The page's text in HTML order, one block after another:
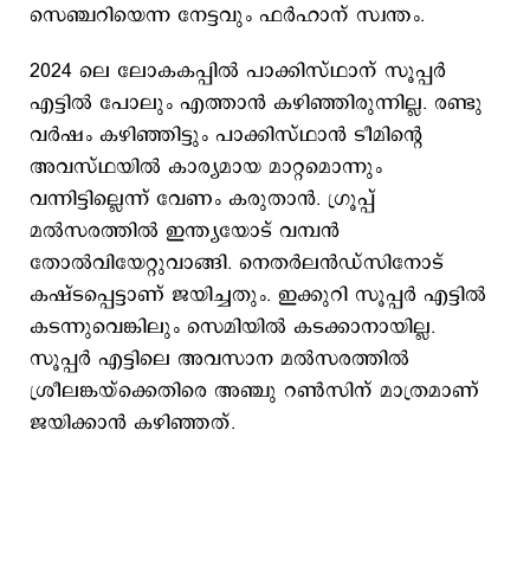
സെഞ്ചറിയെന്ന നേട്ടവും ഫര്‍ഹാന് സ്വന്തം.
2024 ലെ ലോകകപ്പില്‍ പാക്കിസ്ഥാന് സൂപ്പര്‍
എട്ടില്‍ പോലും എത്താന്‍ കഴിഞ്ഞിരുന്നില്ല. രണ്ടു
വര്‍ഷം കഴിഞ്ഞിട്ടും പാക്കിസ്ഥാന്‍ ടീമിന്‍റെ
അവസ്ഥയില്‍ കാര്യമായ മാറ്റമൊന്നും
വന്നിട്ടില്ലെന്ന് വേണം കരുതാന്‍. ഗ്രൂപ്പ്
മല്‍സരത്തില്‍ ഇന്ത്യയോട് വമ്പന്‍
തോല്‍വിയേറ്റുവാങ്ങി. നെതര്‍ലന്‍ഡ്സിനോട്
കഷ്ടപ്പെട്ടാണ് ജയിച്ചതും. ഇക്കുറി സൂപ്പര്‍ എട്ടില്‍
കടന്നുവെങ്കിലും സെമിയില്‍ കടക്കാനായില്ല.
സൂപ്പര്‍ എട്ടിലെ അവസാന മല്‍സരത്തില്‍
ശ്രീലങ്കയ്ക്കെതിരെ അഞ്ചു റണ്‍സിന് മാത്രമാണ്
ജയിക്കാന്‍ കഴിഞ്ഞത്.